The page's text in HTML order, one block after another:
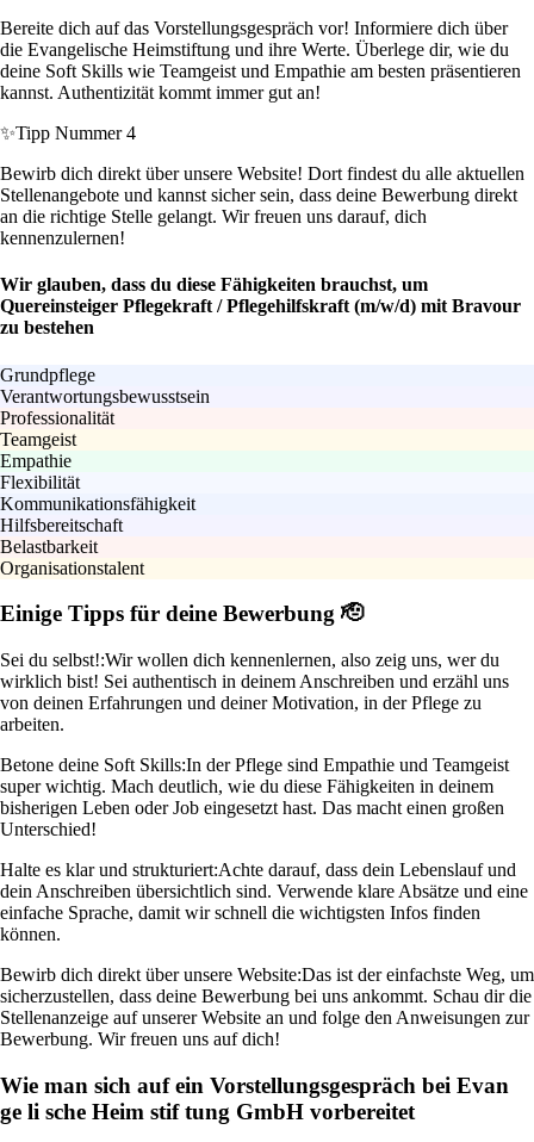
Bereite dich auf das Vorstellungsgespräch vor! Informiere dich über
die Evangelische Heimstiftung und ihre Werte. Überlege dir, wie du
deine Soft Skills wie Teamgeist und Empathie am besten präsentieren
kannst. Authentizität kommt immer gut an!
✨Tipp Nummer 4
Bewirb dich direkt über unsere Website! Dort findest du alle aktuellen
Stellenangebote und kannst sicher sein, dass deine Bewerbung direkt
an die richtige Stelle gelangt. Wir freuen uns darauf, dich
kennenzulernen!
Wir glauben, dass du diese Fähigkeiten brauchst, um
Quereinsteiger Pflegekraft / Pflegehilfskraft (m/w/d) mit Bravour
zu bestehen
Grundpflege
Verantwortungsbewusstsein
Professionalität
Teamgeist
Empathie
Flexibilität
Kommunikationsfähigkeit
Hilfsbereitschaft
Belastbarkeit
Organisationstalent
Einige Tipps für deine Bewerbung 🫡
Sei du selbst!:Wir wollen dich kennenlernen, also zeig uns, wer du
wirklich bist! Sei authentisch in deinem Anschreiben und erzähl uns
von deinen Erfahrungen und deiner Motivation, in der Pflege zu
arbeiten.
Betone deine Soft Skills:In der Pflege sind Empathie und Teamgeist
super wichtig. Mach deutlich, wie du diese Fähigkeiten in deinem
bisherigen Leben oder Job eingesetzt hast. Das macht einen großen
Unterschied!
Halte es klar und strukturiert:Achte darauf, dass dein Lebenslauf und
dein Anschreiben übersichtlich sind. Verwende klare Absätze und eine
einfache Sprache, damit wir schnell die wichtigsten Infos finden
können.
Bewirb dich direkt über unsere Website:Das ist der einfachste Weg, um
sicherzustellen, dass deine Bewerbung bei uns ankommt. Schau dir die
Stellenanzeige auf unserer Website an und folge den Anweisungen zur
Bewerbung. Wir freuen uns auf dich!
Wie man sich auf ein Vorstellungsgespräch bei Evan
ge li sche Heim stif tung GmbH vorbereitet